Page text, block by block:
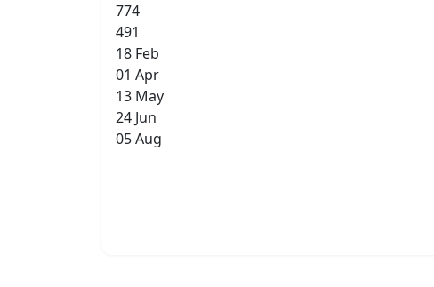
774
491
18 Feb
01 Apr
13 May
24 Jun
05 Aug